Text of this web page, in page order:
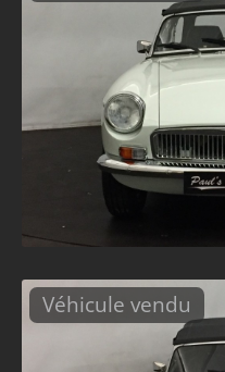
Véhicule vendu